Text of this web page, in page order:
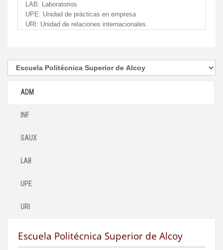
LAB: Laboratorios
UPE: Unidad de prácticas en empresa
URI: Unidad de relaciones internacionales
ADM
INF
SAUX
LAB
UPE
URI
Escuela Politécnica Superior de Alcoy